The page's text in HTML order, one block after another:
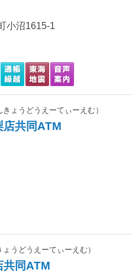
小沼1615-1
ょうどうえーてぃーえむ）
店共同ATM
うどうえーてぃーえむ）
共同ATM